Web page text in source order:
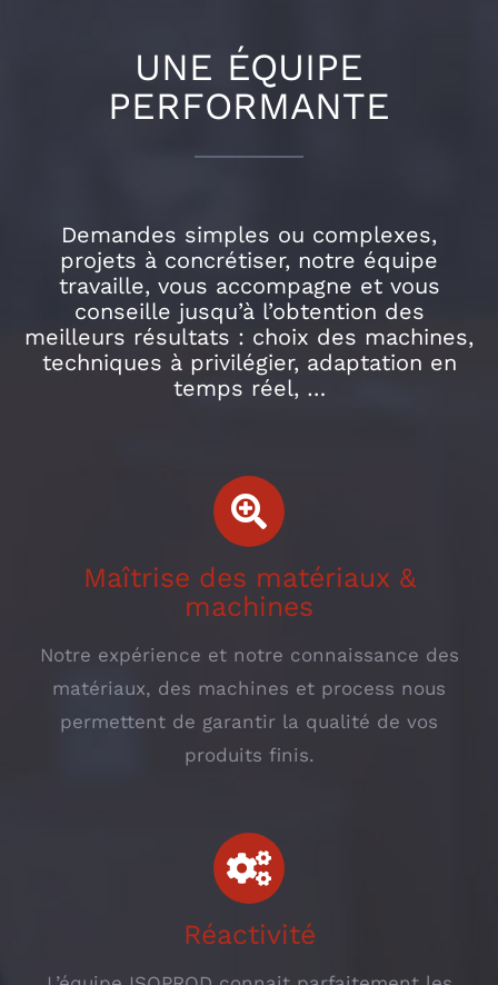
UNE ÉQUIPE
PERFORMANTE
Demandes simples ou complexes,
projets à concrétiser, notre équipe
travaille, vous accompagne et vous
conseille jusqu’à l’obtention des
meilleurs résultats : choix des machines,
techniques à privilégier, adaptation en
temps réel, …
Maîtrise des matériaux &
machines
Notre expérience et notre connaissance des
matériaux, des machines et process nous
permettent de garantir la qualité de vos
produits finis.
Réactivité